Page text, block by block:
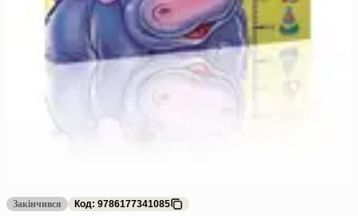
Закінчився Код: 9786177341085